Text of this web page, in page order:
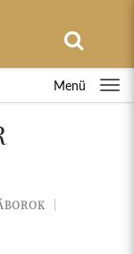
Menü